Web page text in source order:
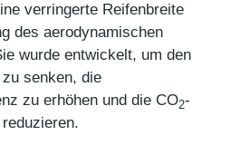
verringerte Reifenbreite
des aerodynamischen
wurde entwickelt, um den
senken, die
zu erhöhen und die CO2-